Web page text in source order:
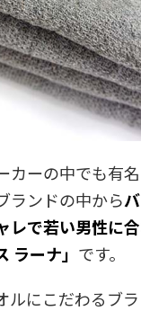
カーの中でも有
ランドの中から
レで若い男性に
ラーナ」 です。
ルにこだわるブ